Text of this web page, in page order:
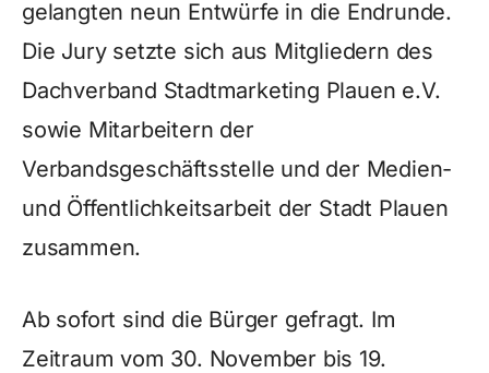
gelangten neun Entwürfe in die Endrunde.
Die Jury setzte sich aus Mitgliedern des
Dachverband Stadtmarketing Plauen e.V.
sowie Mitarbeitern der
Verbandsgeschäftsstelle und der Medien-
und Öffentlichkeitsarbeit der Stadt Plauen
zusammen.
Ab sofort sind die Bürger gefragt. Im
Zeitraum vom 30. November bis 19.